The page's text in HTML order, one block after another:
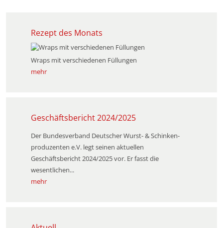
Rezept des Monats
Wraps mit verschiedenen Füllungen
mehr
Geschäftsbericht 2024/2025
Der Bundesverband Deutscher Wurst- & Schinken­
produzenten e.V. legt seinen aktuellen
Geschäftsbericht 2024/2025 vor. Er fasst die
wesentlichen...
mehr